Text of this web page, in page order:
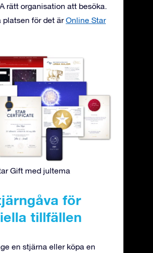
rätt organisation att besöka.
platsen för det ärOnline Star
Gift med jultema
för
tillfällen
en stjärna eller köpa en